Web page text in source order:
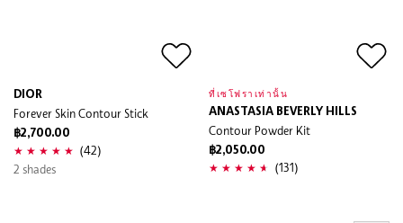
DIOR
Forever Skin Contour Stick
฿2,700.00
(42)
2 shades
ที่เซโฟราเท่านั้น
ANASTASIA BEVERLY HILLS
Contour Powder Kit
฿2,050.00
(131)